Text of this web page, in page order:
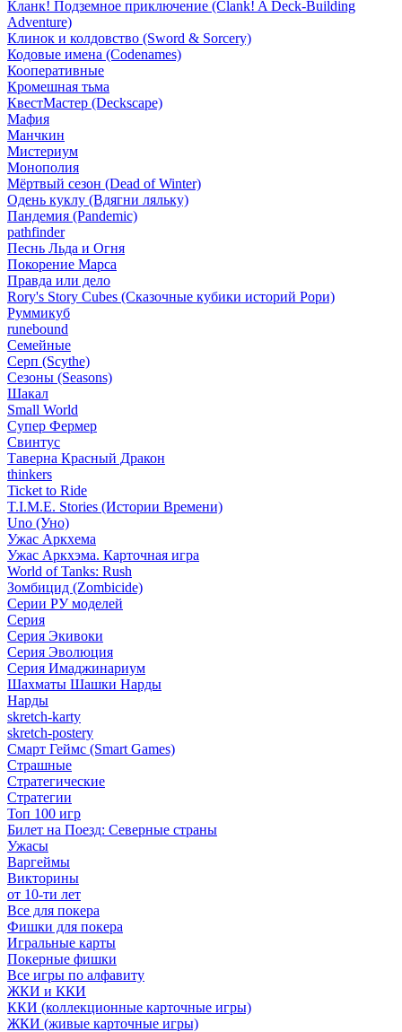
Кланк! Подземное приключение (Clank! A Deck-Building
Adventure)
Клинок и колдовство (Sword & Sorcery)
Кодовые имена (Codenames)
Кооперативные
Кромешная тьма
КвестМастер (Deckscape)
Мафия
Манчкин
Мистериум
Монополия
Мёртвый сезон (Dead of Winter)
Одень куклу (Вдягни ляльку)
Пандемия (Pandemic)
pathfinder
Песнь Льда и Огня
Покорение Марса
Правда или дело
Rory's Story Cubes (Сказочные кубики историй Рори)
Руммикуб
runebound
Семейные
Серп (Scythe)
Сезоны (Seasons)
Шакал
Small World
Супер Фермер
Свинтус
Таверна Красный Дракон
thinkers
Ticket to Ride
T.I.M.E. Stories (Истории Времени)
Uno (Уно)
Ужас Аркхема
Ужас Аркхэма. Карточная игра
World of Tanks: Rush
Зомбицид (Zombicide)
Серии РУ моделей
Серия
Серия Экивоки
Серия Эволюция
Серия Имаджинариум
Шахматы Шашки Нарды
Нарды
skretch-karty
skretch-postery
Смарт Геймс (Smart Games)
Страшные
Стратегические
Стратегии
Топ 100 игр
Билет на Поезд: Северные страны
Ужасы
Варгеймы
Викторины
от 10-ти лет
Все для покера
Фишки для покера
Игральные карты
Покерные фишки
Все игры по алфавиту
ЖКИ и ККИ
ККИ (коллекционные карточные игры)
ЖКИ (живые карточные игры)